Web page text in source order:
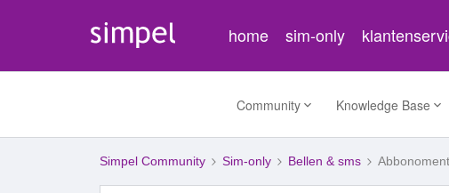
home sim-only
Community Knowledge Base
Simpel Community Sim-only Bellen & sms